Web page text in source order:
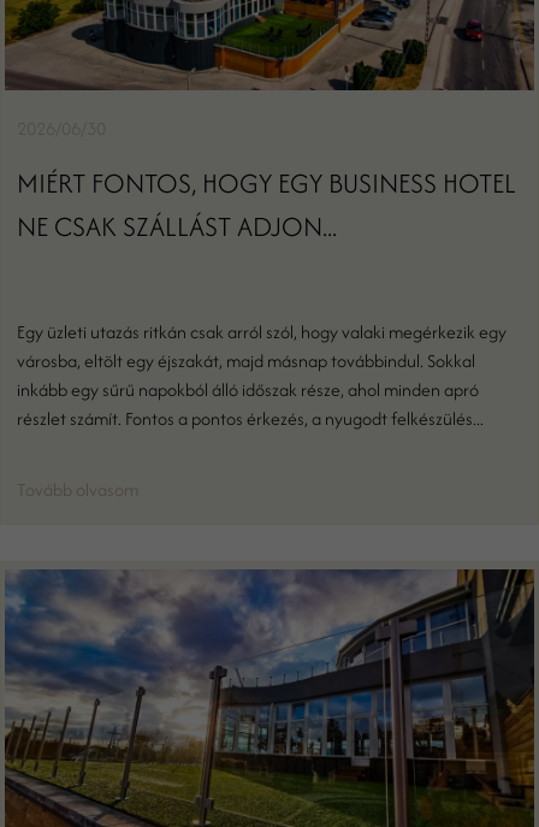
MIÉRT FONTOS, HOGY EGY BUSINESS HOTEL
NE CSAK SZÁLLÁST ADJON...
Egy üzleti utazás ritkán csak arról szól, hogy valaki megérkezik egy
városba, eltölt egy éjszakát, majd másnap továbbindul. Sokkal
inkább egy sűrű napokból álló időszak része, ahol minden apró
részlet számít. Fontos a pontos érkezés, a nyugodt felkészülés...
Tovább olvasom